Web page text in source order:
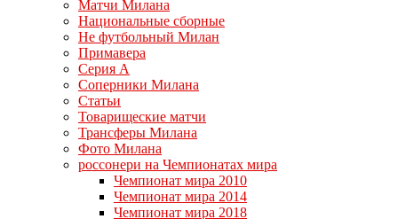
Матчи Милана
Национальные сборные
Не футбольный Милан
Примавера
Серия А
Соперники Милана
Статьи
Товарищеские матчи
Трансферы Милана
Фото Милана
россонери на Чемпионатах мира
Чемпионат мира 2010
Чемпионат мира 2014
Чемпионат мира 2018